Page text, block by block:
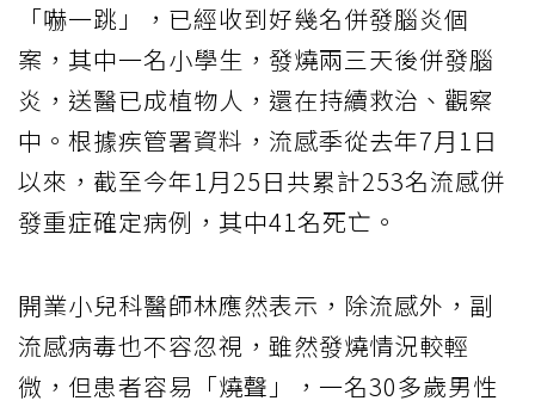
「嚇一跳」，已經收到好幾名併發腦炎個
案，其中一名小學生，發燒兩三天後併發腦
炎，送醫已成植物人，還在持續救治、觀察
中。根據疾管署資料，流感季從去年7月1日
以來，截至今年1月25日共累計253名流感併
發重症確定病例，其中41名死亡。
開業小兒科醫師林應然表示，除流感外，副
流感病毒也不容忽視，雖然發燒情況較輕
微，但患者容易「燒聲」，一名30多歲男性